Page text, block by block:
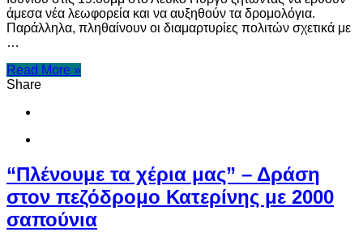
συνταξιούχοι
άμεσα νέα λεωφορεία και να αυξηθούν τα δρομολόγια.
Παράλληλα, πληθαίνουν οι διαμαρτυρίες πολιτών σχετικά με
…
Read More »
Share
“Πλένουμε τα χέρια μας” – Δράση
στον πεζόδρομο Κατερίνης με 2000
σαπούνια